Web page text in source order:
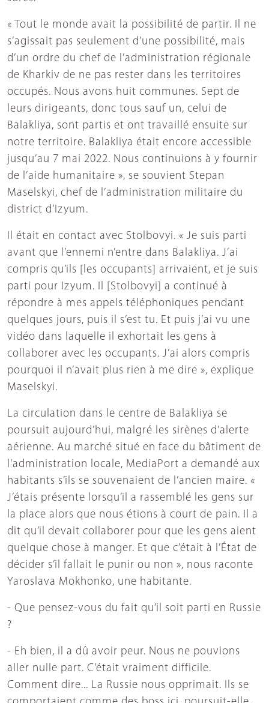
« Tout le monde avait la possibilité de partir. Il ne
s’agissait pas seulement d’une possibilité, mais
d’un ordre du chef de l’administration régionale
de Kharkiv de ne pas rester dans les territoires
occupés. Nous avons huit communes. Sept de
leurs dirigeants, donc tous sauf un, celui de
Balakliya, sont partis et ont travaillé ensuite sur
notre territoire. Balakliya était encore accessible
jusqu’au 7 mai 2022. Nous continuions à y fournir
de l’aide humanitaire », se souvient Stepan
Maselskyi, chef de l’administration militaire du
district d’Izyum.
Il était en contact avec Stolbovyi. « Je suis parti
avant que l’ennemi n’entre dans Balakliya. J’ai
compris qu’ils [les occupants] arrivaient, et je suis
parti pour Izyum. Il [Stolbovyi] a continué à
répondre à mes appels téléphoniques pendant
quelques jours, puis il s’est tu. Et puis j’ai vu une
vidéo dans laquelle il exhortait les gens à
collaborer avec les occupants. J’ai alors compris
pourquoi il n’avait plus rien à me dire », explique
Maselskyi.
La circulation dans le centre de Balakliya se
poursuit aujourd’hui, malgré les sirènes d’alerte
aérienne. Au marché situé en face du bâtiment de
l’administration locale, MediaPort a demandé aux
habitants s’ils se souvenaient de l’ancien maire. «
J’étais présente lorsqu’il a rassemblé les gens sur
la place alors que nous étions à court de pain. Il a
dit qu’il devait collaborer pour que les gens aient
quelque chose à manger. Et que c’était à l’État de
décider s’il fallait le punir ou non », nous raconte
Yaroslava Mokhonko, une habitante.
- Que pensez-vous du fait qu’il soit parti en Russie
?
- Eh bien, il a dû avoir peur. Nous ne pouvions
aller nulle part. C’était vraiment difficile.
Comment dire... La Russie nous opprimait. Ils se